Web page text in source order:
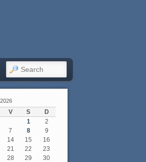
SEARCH
V S
D
1
2
7 8
9
14 15
16
21 22
23
28 29
30